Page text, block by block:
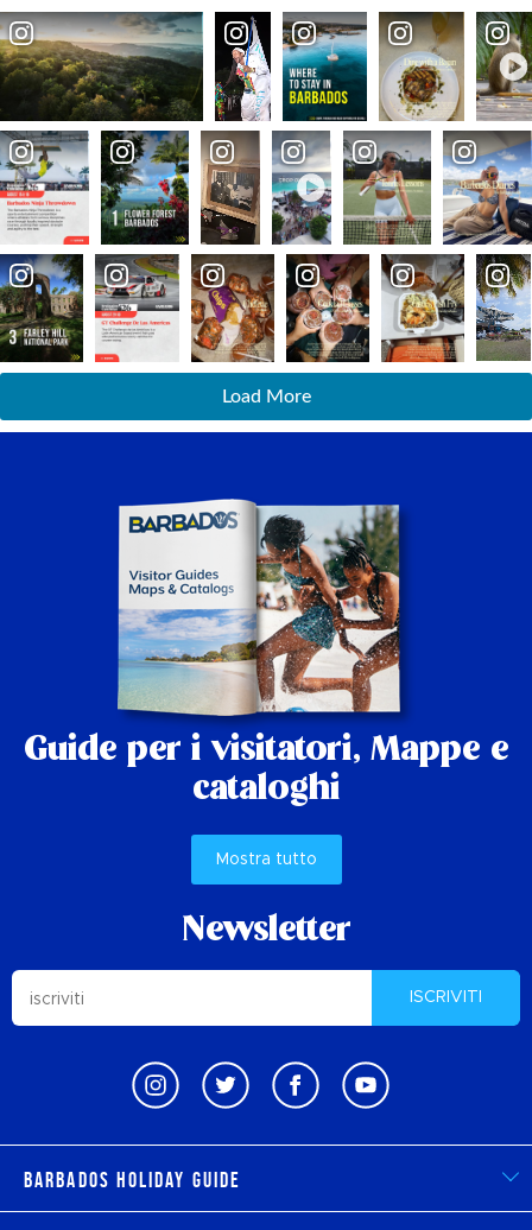
Load More
Guide per i visitatori, Mappe e
cataloghi
Mostra tutto
Newsletter
ISCRIVITI
Barbados Holiday Guide